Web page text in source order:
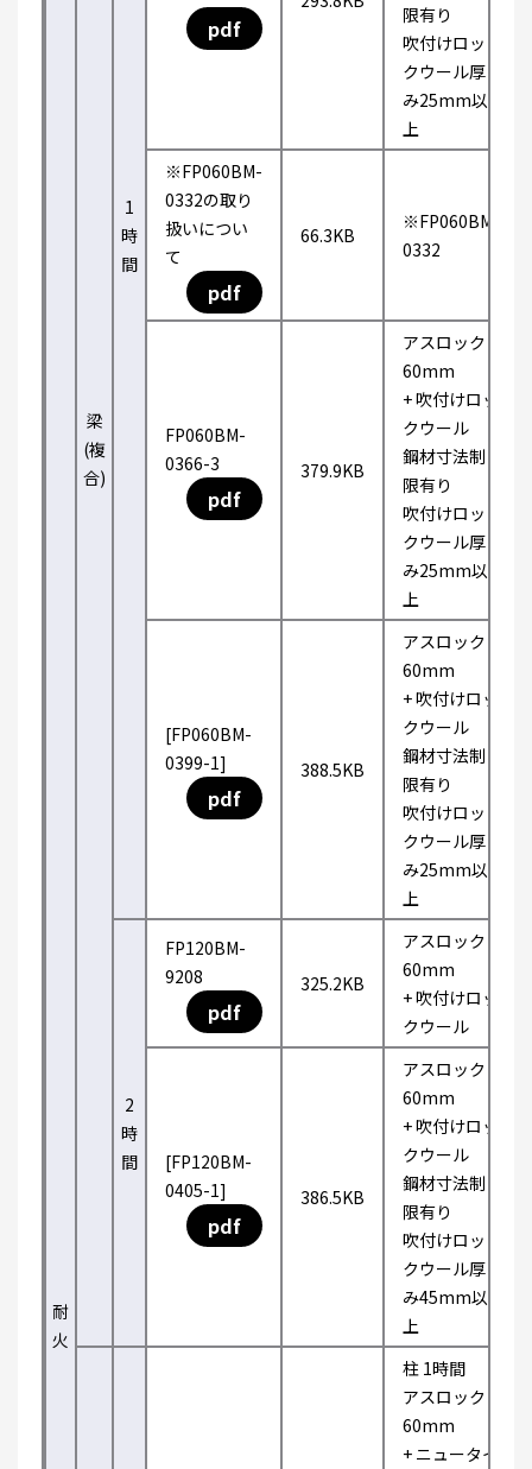
耐
火
梁
(複
合)
1
時
間
pdf
限有り
吹付けロッ
クウール厚
み25mm以
上
※FP060BM-
0332の取り
扱いについ
て
pdf
66.3KB
※FP060BM-
0332
FP060BM-
0366-3
pdf
379.9KB
アスロック
60mm
+ 吹付けロッ
クウール
鋼材寸法制
限有り
吹付けロッ
クウール厚
み25mm以
上
[FP060BM-
0399-1]
pdf
388.5KB
アスロック
60mm
+ 吹付けロッ
クウール
鋼材寸法制
限有り
吹付けロッ
クウール厚
み25mm以
上
2
時
間
FP120BM-
9208
pdf
325.2KB
アスロック
60mm
+ 吹付けロッ
クウール
[FP120BM-
0405-1]
pdf
386.5KB
アスロック
60mm
+ 吹付けロッ
クウール
鋼材寸法制
限有り
吹付けロッ
クウール厚
み45mm以
上
柱 1時間
アスロック
60mm
+ ニュータイ